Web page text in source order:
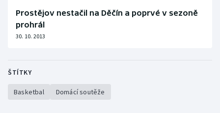
Prostějov nestačil na Děčín a poprvé v sezoně
prohrál
30. 10. 2013
ŠTÍTKY
Basketbal Domácí soutěže